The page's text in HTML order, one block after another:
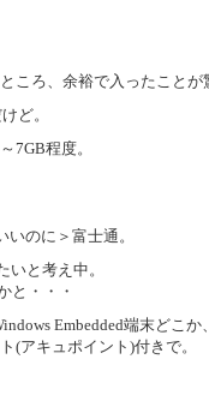
ころ、余裕で入ったことが
ど。
7GB程度。
のに＞富士通。
と考え中。
と・・・
Embedded端末どこか
(アキュポイント)付きで。